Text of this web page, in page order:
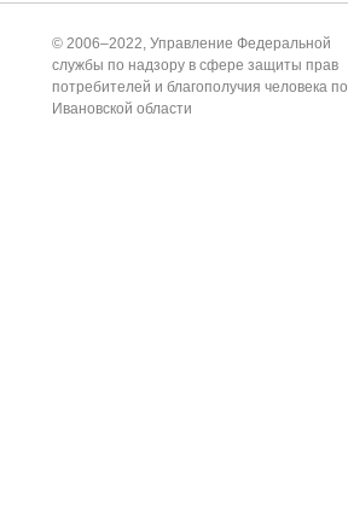
© 2006–2022, Управление Федеральной
службы по надзору в сфере защиты прав
потребителей и благополучия человека по
Ивановской области